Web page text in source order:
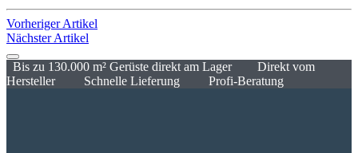
Vorheriger Artikel
Nächster Artikel
Bis zu 130.000 m² Gerüste direkt am Lager
Direkt vom
Hersteller
Schnelle Lieferung Profi-Beratung